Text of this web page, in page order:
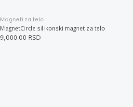
Magneti za telo
MagnetCircle silikonski magnet za telo
9,000.00 RSD